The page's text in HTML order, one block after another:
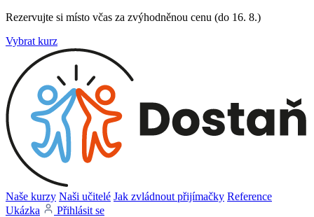
Rezervujte si místo včas za zvýhodněnou cenu (do 16. 8.)
Vybrat kurz
Naše kurzy Naši učitelé Jak zvládnout přijímačky Reference
Ukázka
Přihlásit se